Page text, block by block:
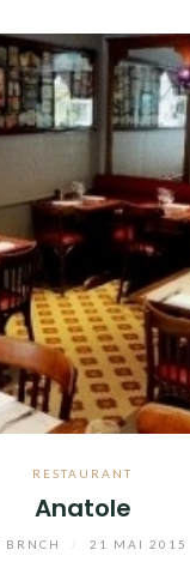
RESTAURANT
Anatole
BRNCH 21 MAI 2015